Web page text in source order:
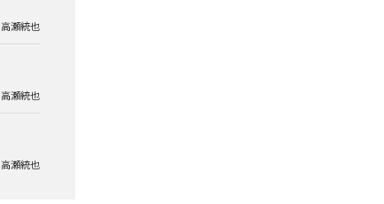
高瀬統也
高瀬統也
高瀬統也